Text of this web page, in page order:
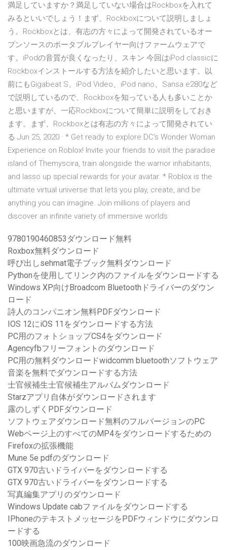
満足していますか？満足していない場合はRockboxを入れて
みるといいでしょう！まず、Rockboxについて説明しましょ
う。Rockboxとは、有志の方々によって開発されているオー
プンソースのポータブルプレイヤー向けファームウェアで
す。iPodの音質が良くなったり、スキン 今回はiPod classicに
Rockboxインストールする方法を紹介したいと思います。以
前にもGigabeat S、iPod Video、iPod nano、Sansa e280など
で説明しているので、Rockboxを知っている人も多いことか
と思いますが、一応Rockboxについて簡単に説明をしておき
ます。まず、Rockboxとは有志の方々によって開発されてい
る Jun 25, 2020 · * Get ready to explore DC’s Wonder Woman
Experience on Roblox! Invite your friends to visit the paradise
island of Themyscira, train alongside the warrior inhabitants,
and lasso up special rewards for your avatar. * Roblox is the
ultimate virtual universe that lets you play, create, and be
anything you can imagine. Join millions of players and
discover an infinite variety of immersive worlds
9780190460853ダウンロード無料
Roxbox無料ダウンロード
呼び出しsehmat電子ブック無料ダウンロード
Pythonを使用してリンク内のファイルをダウンロードする
Windows XP向けBroadcom Bluetoothドライバーのダウン
ロード
詩人のコンパニオン無料PDFダウンロード
IOS 12にiOS 11をダウンロードする方法
PC用のフォトショップCS4をダウンロード
Agencyfbフリーフォントのダウンロード
PC用の無料ダウンロードwidcomm bluetoothソフトウェア
音楽を無料でダウンロードする方法
士官候補生士官候補生アルバムダウンロード
Starzアプリ自体がダウンロードされます
露のしずくPDFダウンロード
ソフトウェアダウンロード無料のフルバージョンのPC
Webページ上のすべてのMP4をダウンロードするための
Firefoxの拡張機能
Mune 5e pdfのダウンロード
GTX 970古いドライバーをダウンロードする
GTX 970古いドライバーをダウンロードする
写真編集アプリのダウンロード
Windows Update cabファイルをダウンロードする
IPhoneのテキストメッセージをPDFウィンドウにダウンロ
ードする
100映画急流のダウンロード